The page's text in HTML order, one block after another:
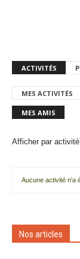
ACTIVITÉS
MES ACTIVITÉS
MES AMIS
Afficher par
Aucune activité n'a
Nos articles